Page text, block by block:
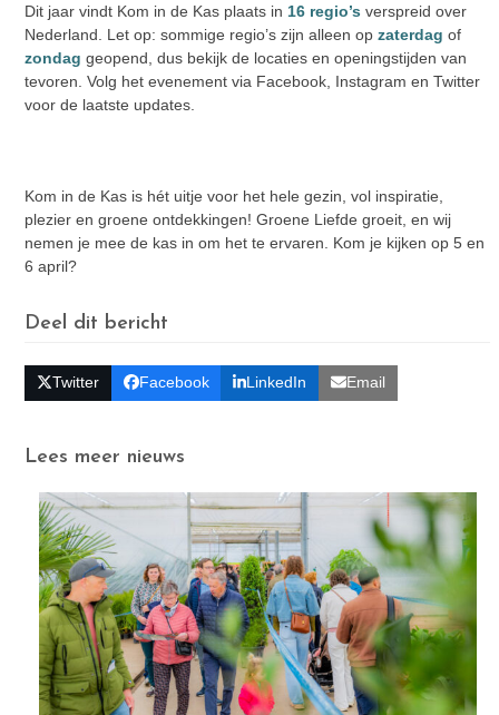
Dit jaar vindt Kom in de Kas plaats in 16 regio’s verspreid over
Nederland. Let op: sommige regio’s zijn alleen opzaterdag of
zondag geopend, dus bekijk de locaties en openingstijden van
tevoren. Volg het evenement via Facebook, Instagram en Twitter
voor de laatste updates.
Kom in de Kas is hét uitje voor het hele gezin, vol inspiratie,
plezier en groene ontdekkingen! Groene Liefde groeit, en wij
nemen je mee de kas in om het te ervaren. Kom je kijken op 5 en
6 april?
Deel dit bericht
Twitter Facebook LinkedIn Email
Lees meer nieuws